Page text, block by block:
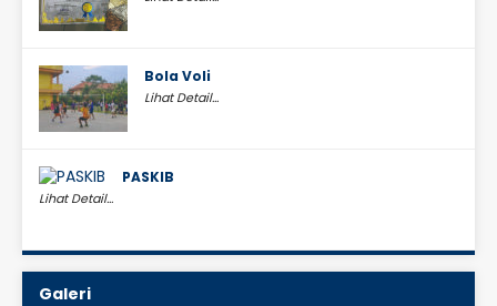
Bola Voli
Lihat Detail...
PASKIB
Lihat Detail...
Galeri